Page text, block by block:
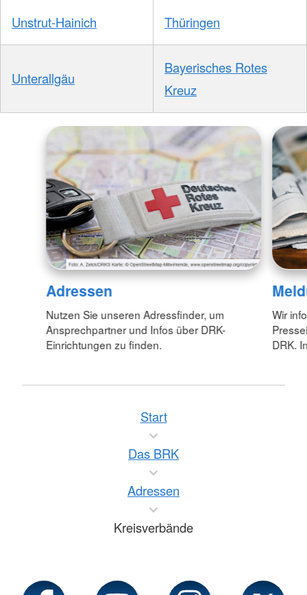
Unstrut-Hainich Thüringen
Unterallgäu
Bayerisches Rotes
Kreuz
Adressen
Nutzen Sie unseren Adressfinder, um
Ansprechpartner und Infos über DRK-
Einrichtungen zu finden.
Wir
DRK.
Start
Das BRK
Adressen
Kreisverbände